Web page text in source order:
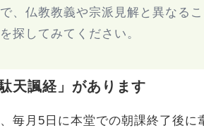
、仏教教義や宗派見解と異なるこ
探してみてください。
天諷経」があります
毎月5日に本堂での朝課終了後に